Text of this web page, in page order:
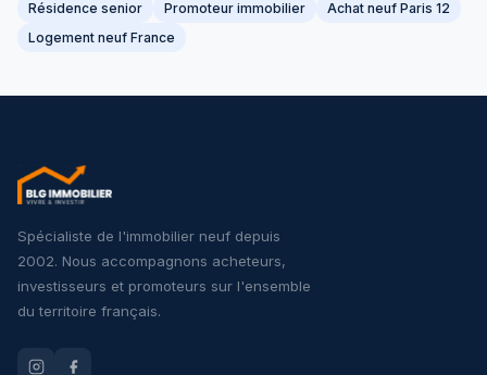
Résidence senior
Promoteur immobilier
Achat neuf Paris 12
Logement neuf France
Spécialiste de l'immobilier neuf depuis
2002. Nous accompagnons acheteurs,
investisseurs et promoteurs sur l'ensemble
du territoire français.